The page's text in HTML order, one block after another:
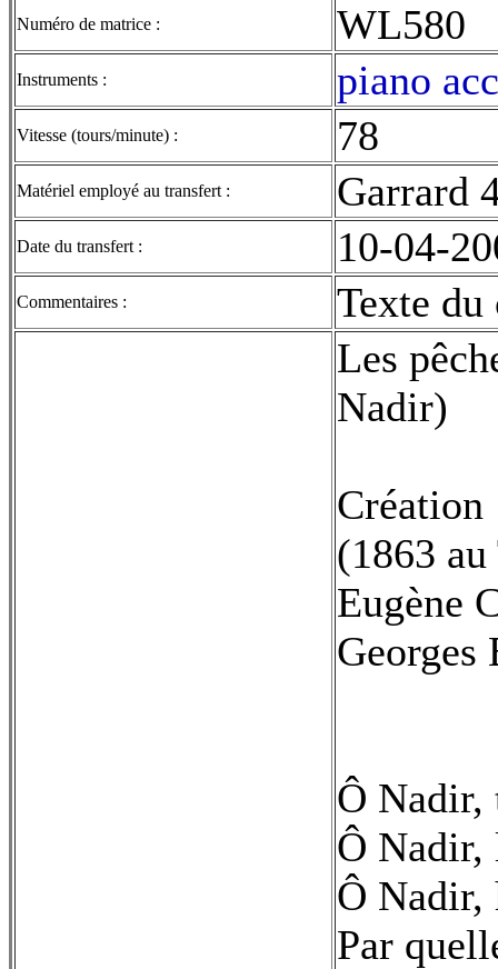
Numéro de matrice : WL580
Instruments : piano
Vitesse (tours/minute) : 78
Matériel employé au transfert : Garrard
Date du transfert : 10-04-
Commentaires : Texte
Les
Nadir)
Création
(1863
Eugène
Georges
Ô Nadir,
Ô
Ô Nadir,
Par